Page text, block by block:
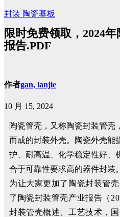
封装 陶瓷基板
限时免费领取，2024
报告.PDF
作者gan, lanjie
10 月 15, 2024
陶瓷管壳，又称陶瓷封装管壳
而成的封装外壳。陶瓷外壳能
护、耐高温、化学稳定性好、
合于可靠性要求高的器件封装。
为让大家更加了陶瓷封装管
了陶瓷封装管壳产业报告（
封装管壳概述、工艺技术，